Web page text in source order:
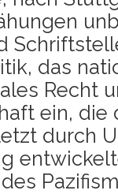
das
Recht
ein,
durch